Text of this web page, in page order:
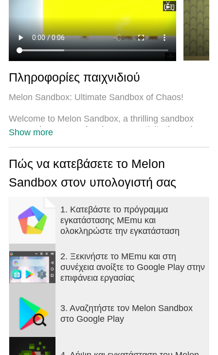
μηχανή εξομοίωσης μας μπορεί να απελευθερώσει
πλήρως τις δυνατότητες του υπολογιστή σας,
κάνοντας τα πάντα ομαλά.
Πληροφορίες παιχνιδιού
Melon Sandbox: Ultimate Sandbox of Chaos!
Welcome to Melon Sandbox, a thrilling sandbox
game where you unleash your creativity through
What can you do?
Experiment with physics – Throw, smash, and test
unique interactions between objects!
explosives, and vehicles to tear through ragdolls!
Create chaos – Stab, crush, burn, or vaporize with
custom devices!
Open-world sandbox – Explore diverse maps and
Get ready for endless mayhem in the ultimate
experimenting!
Show more
Πώς να κατεβάσετε το Melon
Sandbox στον υπολογιστή σας
1. Κατεβάστε το πρόγραμμα
εγκατάστασης MEmu και
ολοκληρώστε την εγκατάσταση
2. Ξεκινήστε το MEmu και στη
συνέχεια ανοίξτε το Google Play στην
επιφάνεια εργασίας
3. Αναζητήστε τον Melon Sandbox
στο Google Play